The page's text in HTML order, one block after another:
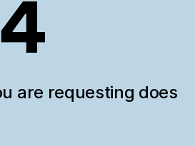
are requesting does